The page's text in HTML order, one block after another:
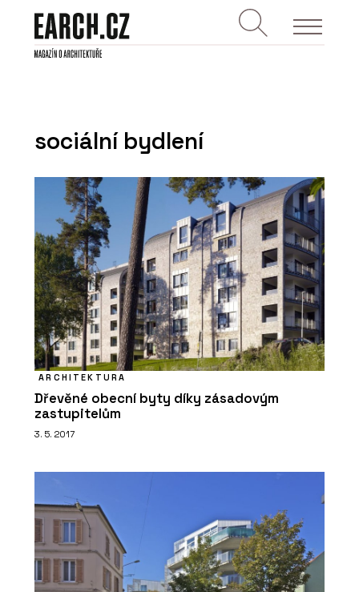
sociální bydlení
ARCHITEKTURA
Dřevěné obecní byty díky zásadovým
zastupitelům
3. 5. 2017